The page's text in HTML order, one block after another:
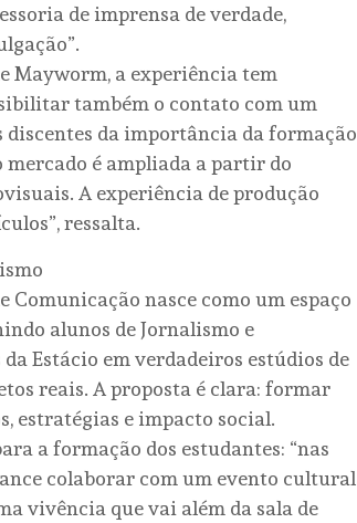
de imprensa de verdade,
Mayworm, a experiência tem
também o contato com um
discentes da importância da formação
mercado é ampliada a partir do
A experiência de produção
ressalta.
nasce como um espaço
alunos de Jornalismo e
Estácio em verdadeiros estúdios de
reais. A proposta é clara: formar
estratégias e impacto social.
a formação dos estudantes: “nas
colaborar com um evento cultural
vivência que vai além da sala de